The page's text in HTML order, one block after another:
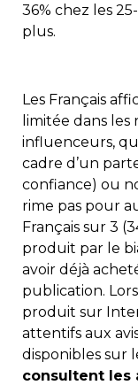
36% chez les
plus.
Les Français
limitée dans
influenceurs,
cadre d’un
confiance) ou
rime pas pour
Français sur 3
produit par le
avoir déjà
publication.
produit sur
attentifs aux
disponibles sur
consultent les